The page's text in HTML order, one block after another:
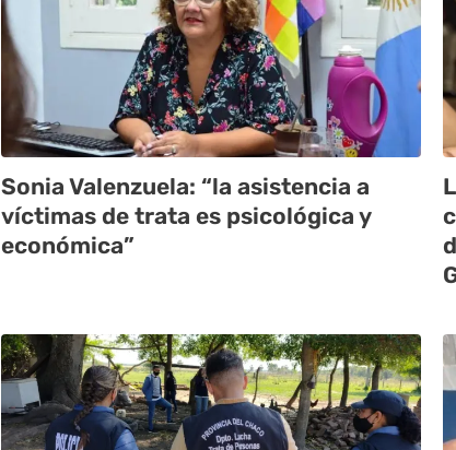
Sonia Valenzuela: “la asistencia a
víctimas de trata es psicológica y
económica”